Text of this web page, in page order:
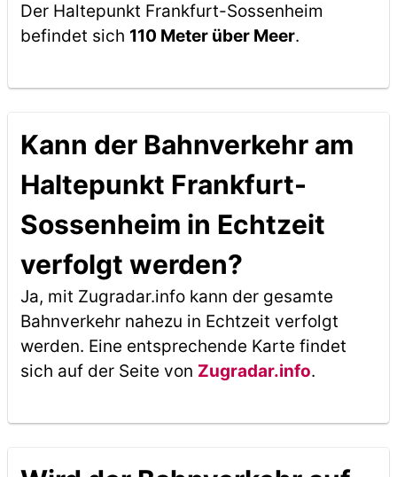
Der Haltepunkt Frankfurt-Sossenheim
befindet sich 110 Meter über Meer.
Kann der Bahnverkehr am
Haltepunkt Frankfurt-
Sossenheim in Echtzeit
verfolgt werden?
Ja, mit Zugradar.info kann der gesamte
Bahnverkehr nahezu in Echtzeit verfolgt
werden. Eine entsprechende Karte findet
sich auf der Seite von Zugradar.info.